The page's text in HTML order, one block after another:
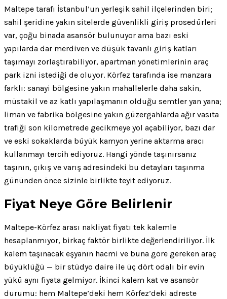
Maltepe tarafı İstanbul’un yerleşik sahil ilçelerinden biri;
sahil şeridine yakın sitelerde güvenlikli giriş prosedürleri
var, çoğu binada asansör bulunuyor ama bazı eski
yapılarda dar merdiven ve düşük tavanlı giriş katları
taşımayı zorlaştırabiliyor, apartman yönetimlerinin araç
park izni istediği de oluyor. Körfez tarafında ise manzara
farklı: sanayi bölgesine yakın mahallelerle daha sakin,
müstakil ve az katlı yapılaşmanın olduğu semtler yan yana;
liman ve fabrika bölgesine yakın güzergahlarda ağır vasıta
trafiği son kilometrede gecikmeye yol açabiliyor, bazı dar
ve eski sokaklarda büyük kamyon yerine aktarma aracı
kullanmayı tercih ediyoruz. Hangi yönde taşınırsanız
taşının, çıkış ve varış adresindeki bu detayları taşınma
gününden önce sizinle birlikte teyit ediyoruz.
Fiyat Neye Göre Belirlenir
Maltepe-Körfez arası nakliyat fiyatı tek kalemle
hesaplanmıyor, birkaç faktör birlikte değerlendiriliyor. İlk
kalem taşınacak eşyanın hacmi ve buna göre gereken araç
büyüklüğü — bir stüdyo daire ile üç dört odalı bir evin
yükü aynı fiyata gelmiyor. İkinci kalem kat ve asansör
durumu: hem Maltepe’deki hem Körfez’deki adreste